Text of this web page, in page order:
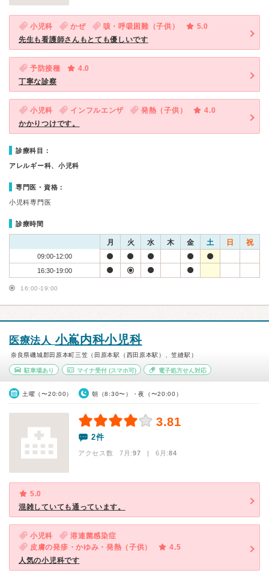
小児科 かぜ 咳・呼吸困難（子供）
5.0
先生も看護師さんもとても優しいです
予防接種
4.0
丁寧な診察
小児科 インフルエンザ 発熱（子供）
4.0
かかりつけです。
診療科目：
アレルギー科、小児科
専門医・資格：
小児科専門医
診療時間
月 火 水 木 金 土 日 祝
09:00-12:00
16:30-19:00
16:00-19:00
医療法人 小嶌内科小児科
奈良県磯城郡田原本町三笠（田原本駅（西田原本駅）、笠縫駅）
駐車場あり マイナ受付(スマホ可) 電子処方せん対応
土曜（〜20:00） 朝（8:30〜）・夜（〜20:00）
3.81
2件
アクセス数 7月:97 | 6月:84
5.0
混雑していても通っています。
小児科
溶連菌感染症
皮膚の発疹・かゆみ・発熱（子供）
4.5
人気の小児科です